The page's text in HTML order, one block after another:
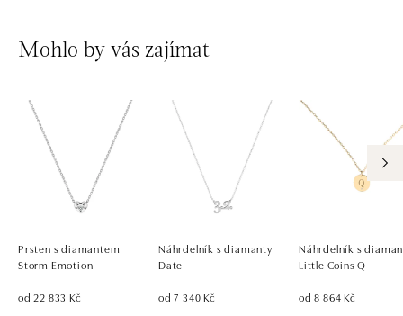
Mohlo by vás zajímat
Prsten s diamantem
Storm Emotion
od 22 833 Kč
Náhrdelník s diamanty
Date
od 7 340 Kč
Náhrdelník s
Little Coins Q
od 8 864 Kč